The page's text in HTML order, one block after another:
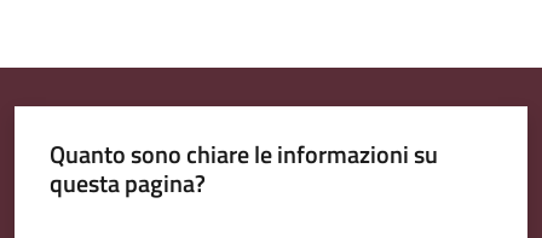
Quanto sono chiare le informazioni su
questa pagina?